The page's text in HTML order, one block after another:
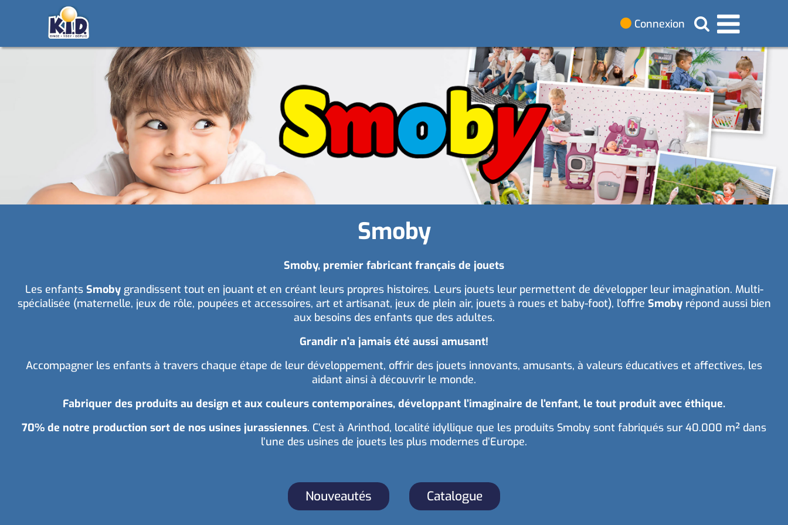
Connexion
Smoby
Smoby, premier fabricant français de jouets
Les enfants Smobygrandissent tout en jouant et en créant leurs propres histoires. Leurs jouets leur permettent de développer leur imagination. Multi-
spécialisée (maternelle, jeux de rôle, poupées et accessoires, art et artisanat, jeux de plein air, jouets à roues et baby-foot), l’offre Smobyrépond aussi bien
aux besoins des enfants que des adultes.
Grandir n’a jamais été aussi amusant!
Accompagner les enfants à travers chaque étape de leur développement, offrir des jouets innovants, amusants, à valeurs éducatives et affectives, les
aidant ainsi à découvrir le monde.
Fabriquer des produits au design et aux couleurs contemporaines, développant l’imaginaire de l’enfant, le tout produit avec éthique.
70% de notre production sort de nos usines jurassiennes. C’est à Arinthod, localité idyllique que les produits Smoby sont fabriqués sur 40.000 m² dans
l’une des usines de jouets les plus modernes d’Europe.
Nouveautés Catalogue